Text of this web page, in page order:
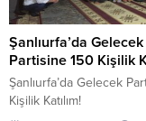
Şanlıurfa’da Gelecek
Partisine 150 Kişilik
Şanlıurfa’da Gelecek
Kişilik Katılım!